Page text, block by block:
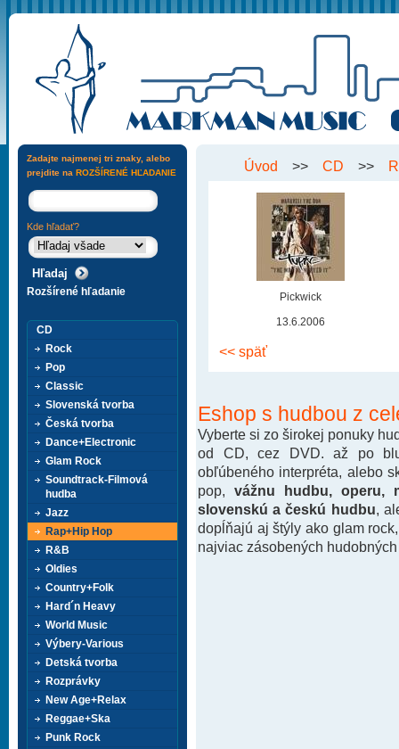
Úvod >> CD >>
Pickwick
13.6.2006
<< späť
Eshop s hudbou z
Vyberte si zo širokej ponuky
od CD, cez DVD. až po
obľúbeného interpréta, alebo
pop, vážnu hudbu, operu,
slovenskú a českú hudbu ,
dopĺňajú aj štýly ako glam
najviac zásobených
Zadajte najmenej tri znaky, alebo
prejdite na ROZŠÍRENÉ HĽADANIE
Kde hľadať?
Rozšírené hľadanie
CD
Rock
Pop
Classic
Slovenská tvorba
Česká tvorba
Dance+Electronic
Glam Rock
Soundtrack-Filmová
hudba
Jazz
Rap+Hip Hop
R&B
Oldies
Country+Folk
Hard´n Heavy
World Music
Výbery-Various
Detská tvorba
Rozprávky
New Age+Relax
Reggae+Ska
Punk Rock